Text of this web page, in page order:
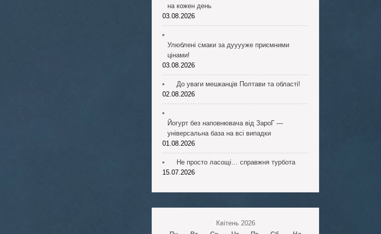
на кожен день
03.08.2026
Улюблені смаки за дууууже приємними
цінами!
03.08.2026
До уваги мешканців Полтави та області!
02.08.2026
Йогурт без наповнювача від ЗароГ —
універсальна база на всі випадки
01.08.2026
Не просто ласощі… справжня турбота
15.07.2026
Квітень 2026